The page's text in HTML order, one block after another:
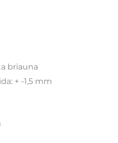
briauna
+ -1,5 mm